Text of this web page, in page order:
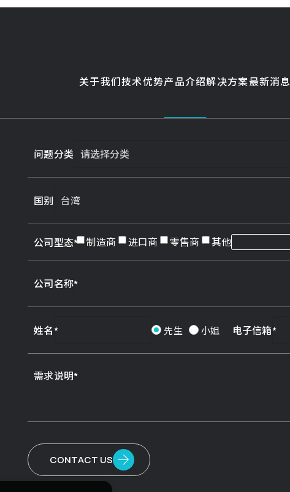
关于我们技术优势产品介绍解决方案最新消息
问题分类
国别
公司型态 制造商 进口商 零售商 其他
公司名称
姓名 先生 小姐 电子信箱
需求说明
CONTACT US